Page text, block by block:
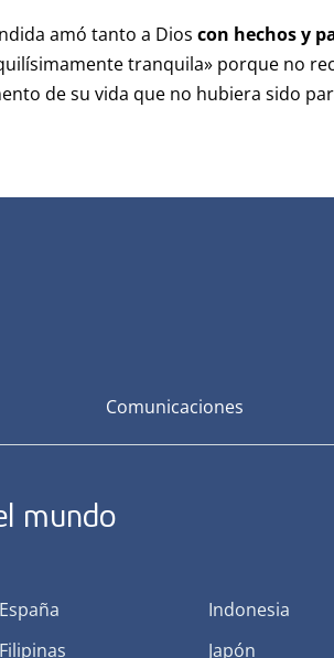
amó tanto a Dios con hechos y
tranquila» porque no
de su vida que no hubiera sido
Comunicaciones
mundo
España
Filipinas
Indonesia
Japón